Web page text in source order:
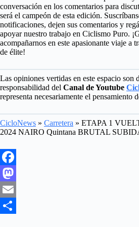
conversación en los comentarios para
será el campeón de esta edición.
notificaciones, dejen sus comentarios y
apoyar nuestro trabajo en Ciclismo Puro.
acompañarnos en este apasionante viaje a
de élite!
Las opiniones vertidas en este espacio son
responsabilidad del Canal de Youtube
representa necesariamente el pensamiento
CicloNews » Carretera » ETAPA 1
2024 NAIRO Quintana BRUTAL
F
a
c
M
aE